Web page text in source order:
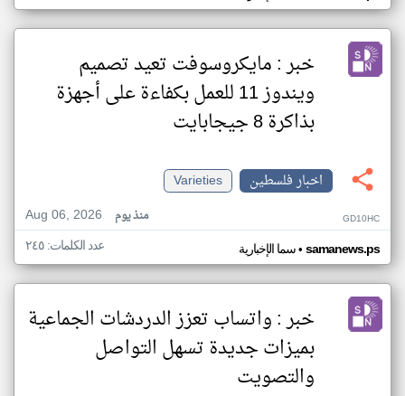
خبر : مايكروسوفت تعيد تصميم
ويندوز 11 للعمل بكفاءة على أجهزة
بذاكرة 8 جيجابايت
اخبار فلسطين
Varieties
Aug 06, 2026
منذ يوم GD10HC
سما الإخبارية• samanews.ps عدد الكلمات: ٢٤٥
خبر : واتساب تعزز الدردشات الجماعية
بميزات جديدة تسهل التواصل
والتصويت